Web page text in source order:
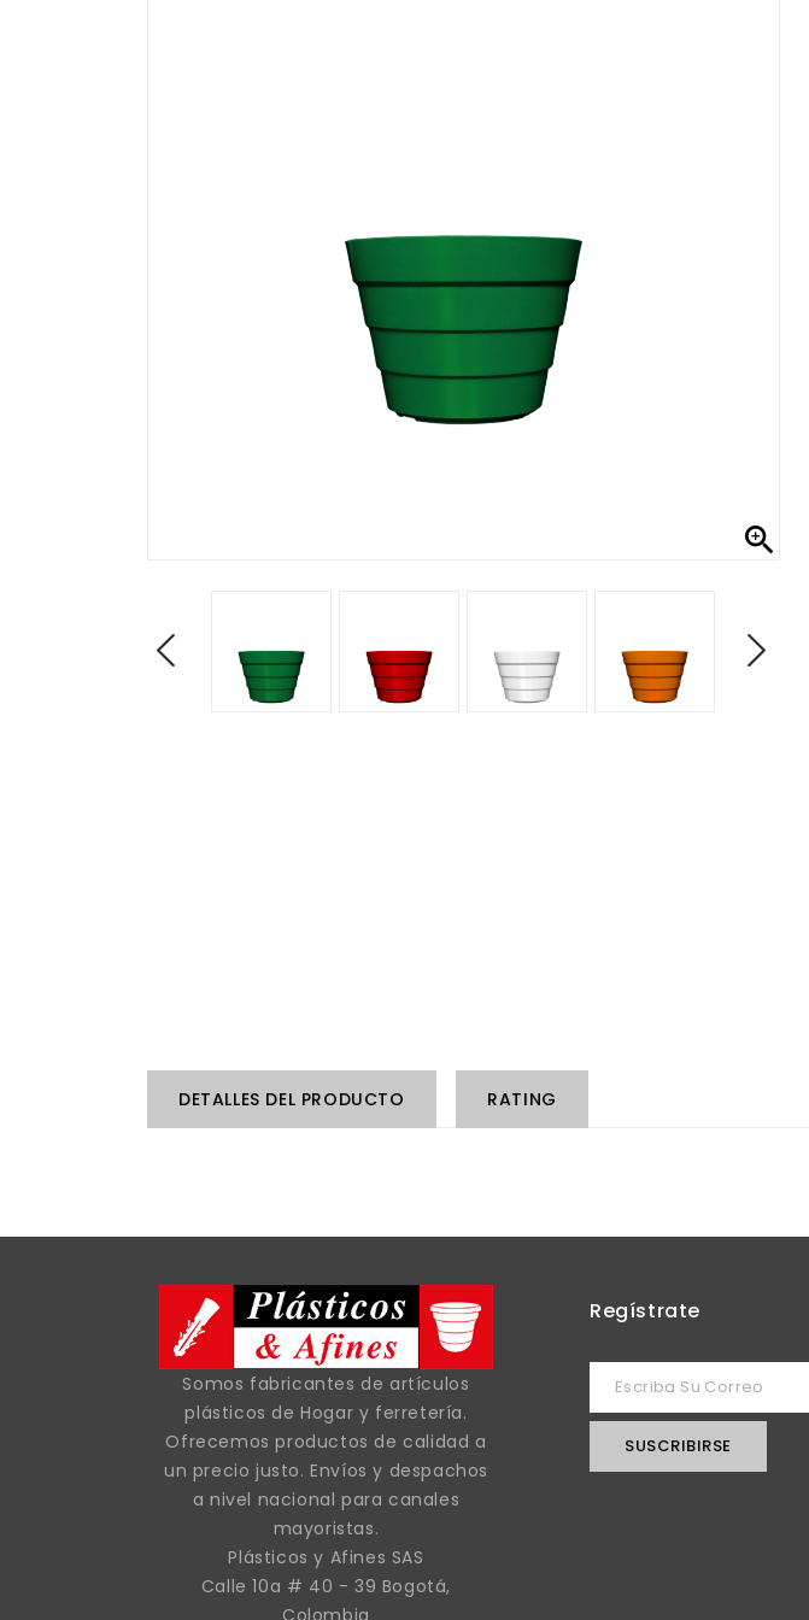

DETALLES DEL PRODUCTO RATING
Somos fabricantes de artículos
plásticos de Hogar y ferretería.
Ofrecemos productos de calidad a
un precio justo. Envíos y despachos
a nivel nacional para canales
mayoristas.
Plásticos y Afines SAS
Calle 10a # 40 - 39 Bogotá,
Regístrate